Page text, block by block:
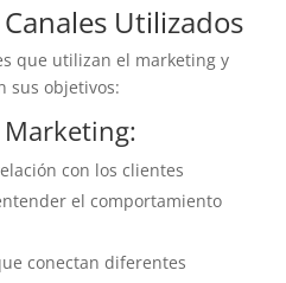
Utilizados
que utilizan el marketing y
sus objetivos:
con los clientes
el comportamiento
conectan diferentes